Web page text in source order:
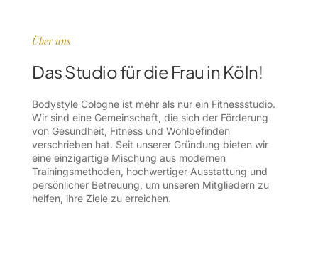
Über uns
Das Studio für die Frau in Köln!
Bodystyle Cologne ist mehr als nur ein Fitnessstudio.
Wir sind eine Gemeinschaft, die sich der Förderung
von Gesundheit, Fitness und Wohlbefinden
verschrieben hat. Seit unserer Gründung bieten wir
eine einzigartige Mischung aus modernen
Trainingsmethoden, hochwertiger Ausstattung und
persönlicher Betreuung, um unseren Mitgliedern zu
helfen, ihre Ziele zu erreichen.